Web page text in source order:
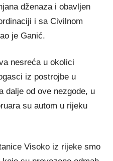
dženaza i obavljen
i sa Civilnom
je Ganić.
nesreća u okolici
iz postrojbe u
dalje od ove nezgode, u
su autom u rijeku
Visoko iz rijeke smo